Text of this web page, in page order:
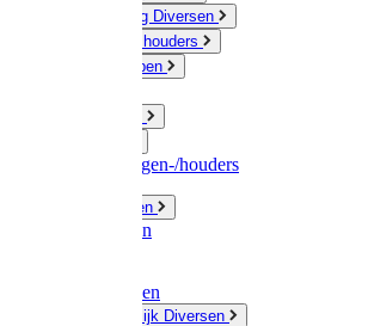
Besproeiing Diversen
Slangen & houders
Waterpompen
Slangenwagen-/houders
Olie / Vetten
Chemicalien
Plasticzakken
Huishoudelijk Diversen